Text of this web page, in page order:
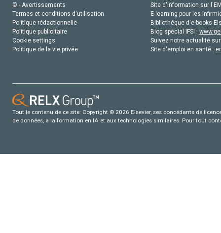
© - Avertissements
Termes et conditions d'utilisation
Politique rédactionnelle
Politique publicitaire
Cookie settings
Politique de la vie privée
Site d'information sur
E-learning pour les
Bibliothèque d'e-books
Blog special IFSI :
Suivez notre actualité
Site d'emploi en santé :
Tout le contenu de ce site: Copyright © 2026 Elsevier, ses concédants de
de données, a la formation en IA et aux technologies similaires. Pour tout